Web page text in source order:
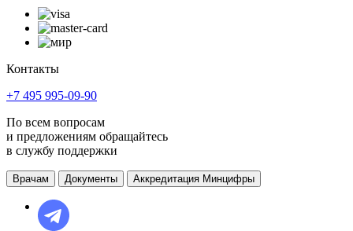
Контакты
+7 495 995-09-90
По всем вопросам
и предложениям обращайтесь
в службу поддержки
Врачам Документы Аккредитация Минцифры